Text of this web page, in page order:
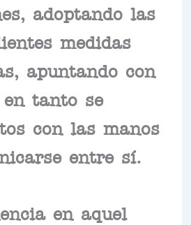
adoptando las
medidas
apuntando con
en tanto se
con las manos
entre sí.
en aquel